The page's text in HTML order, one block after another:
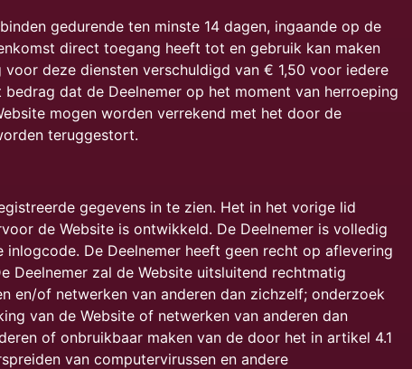
gedurende ten minste 14 dagen, ingaande op de
direct toegang heeft tot en gebruik kan maken
deze diensten verschuldigd van € 1,50 voor iedere
dat de Deelnemer op het moment van herroeping
mogen worden verrekend met het door de
teruggestort.
gegevens in te zien. Het in het vorige lid
de Website is ontwikkeld. De Deelnemer is volledig
De Deelnemer heeft geen recht op aflevering
Deelnemer zal de Website uitsluitend rechtmatig
en/of netwerken van anderen dan zichzelf; onderzoek
van de Website of netwerken van anderen dan
of onbruikbaar maken van de door het in artikel 4.1
van computervirussen en andere